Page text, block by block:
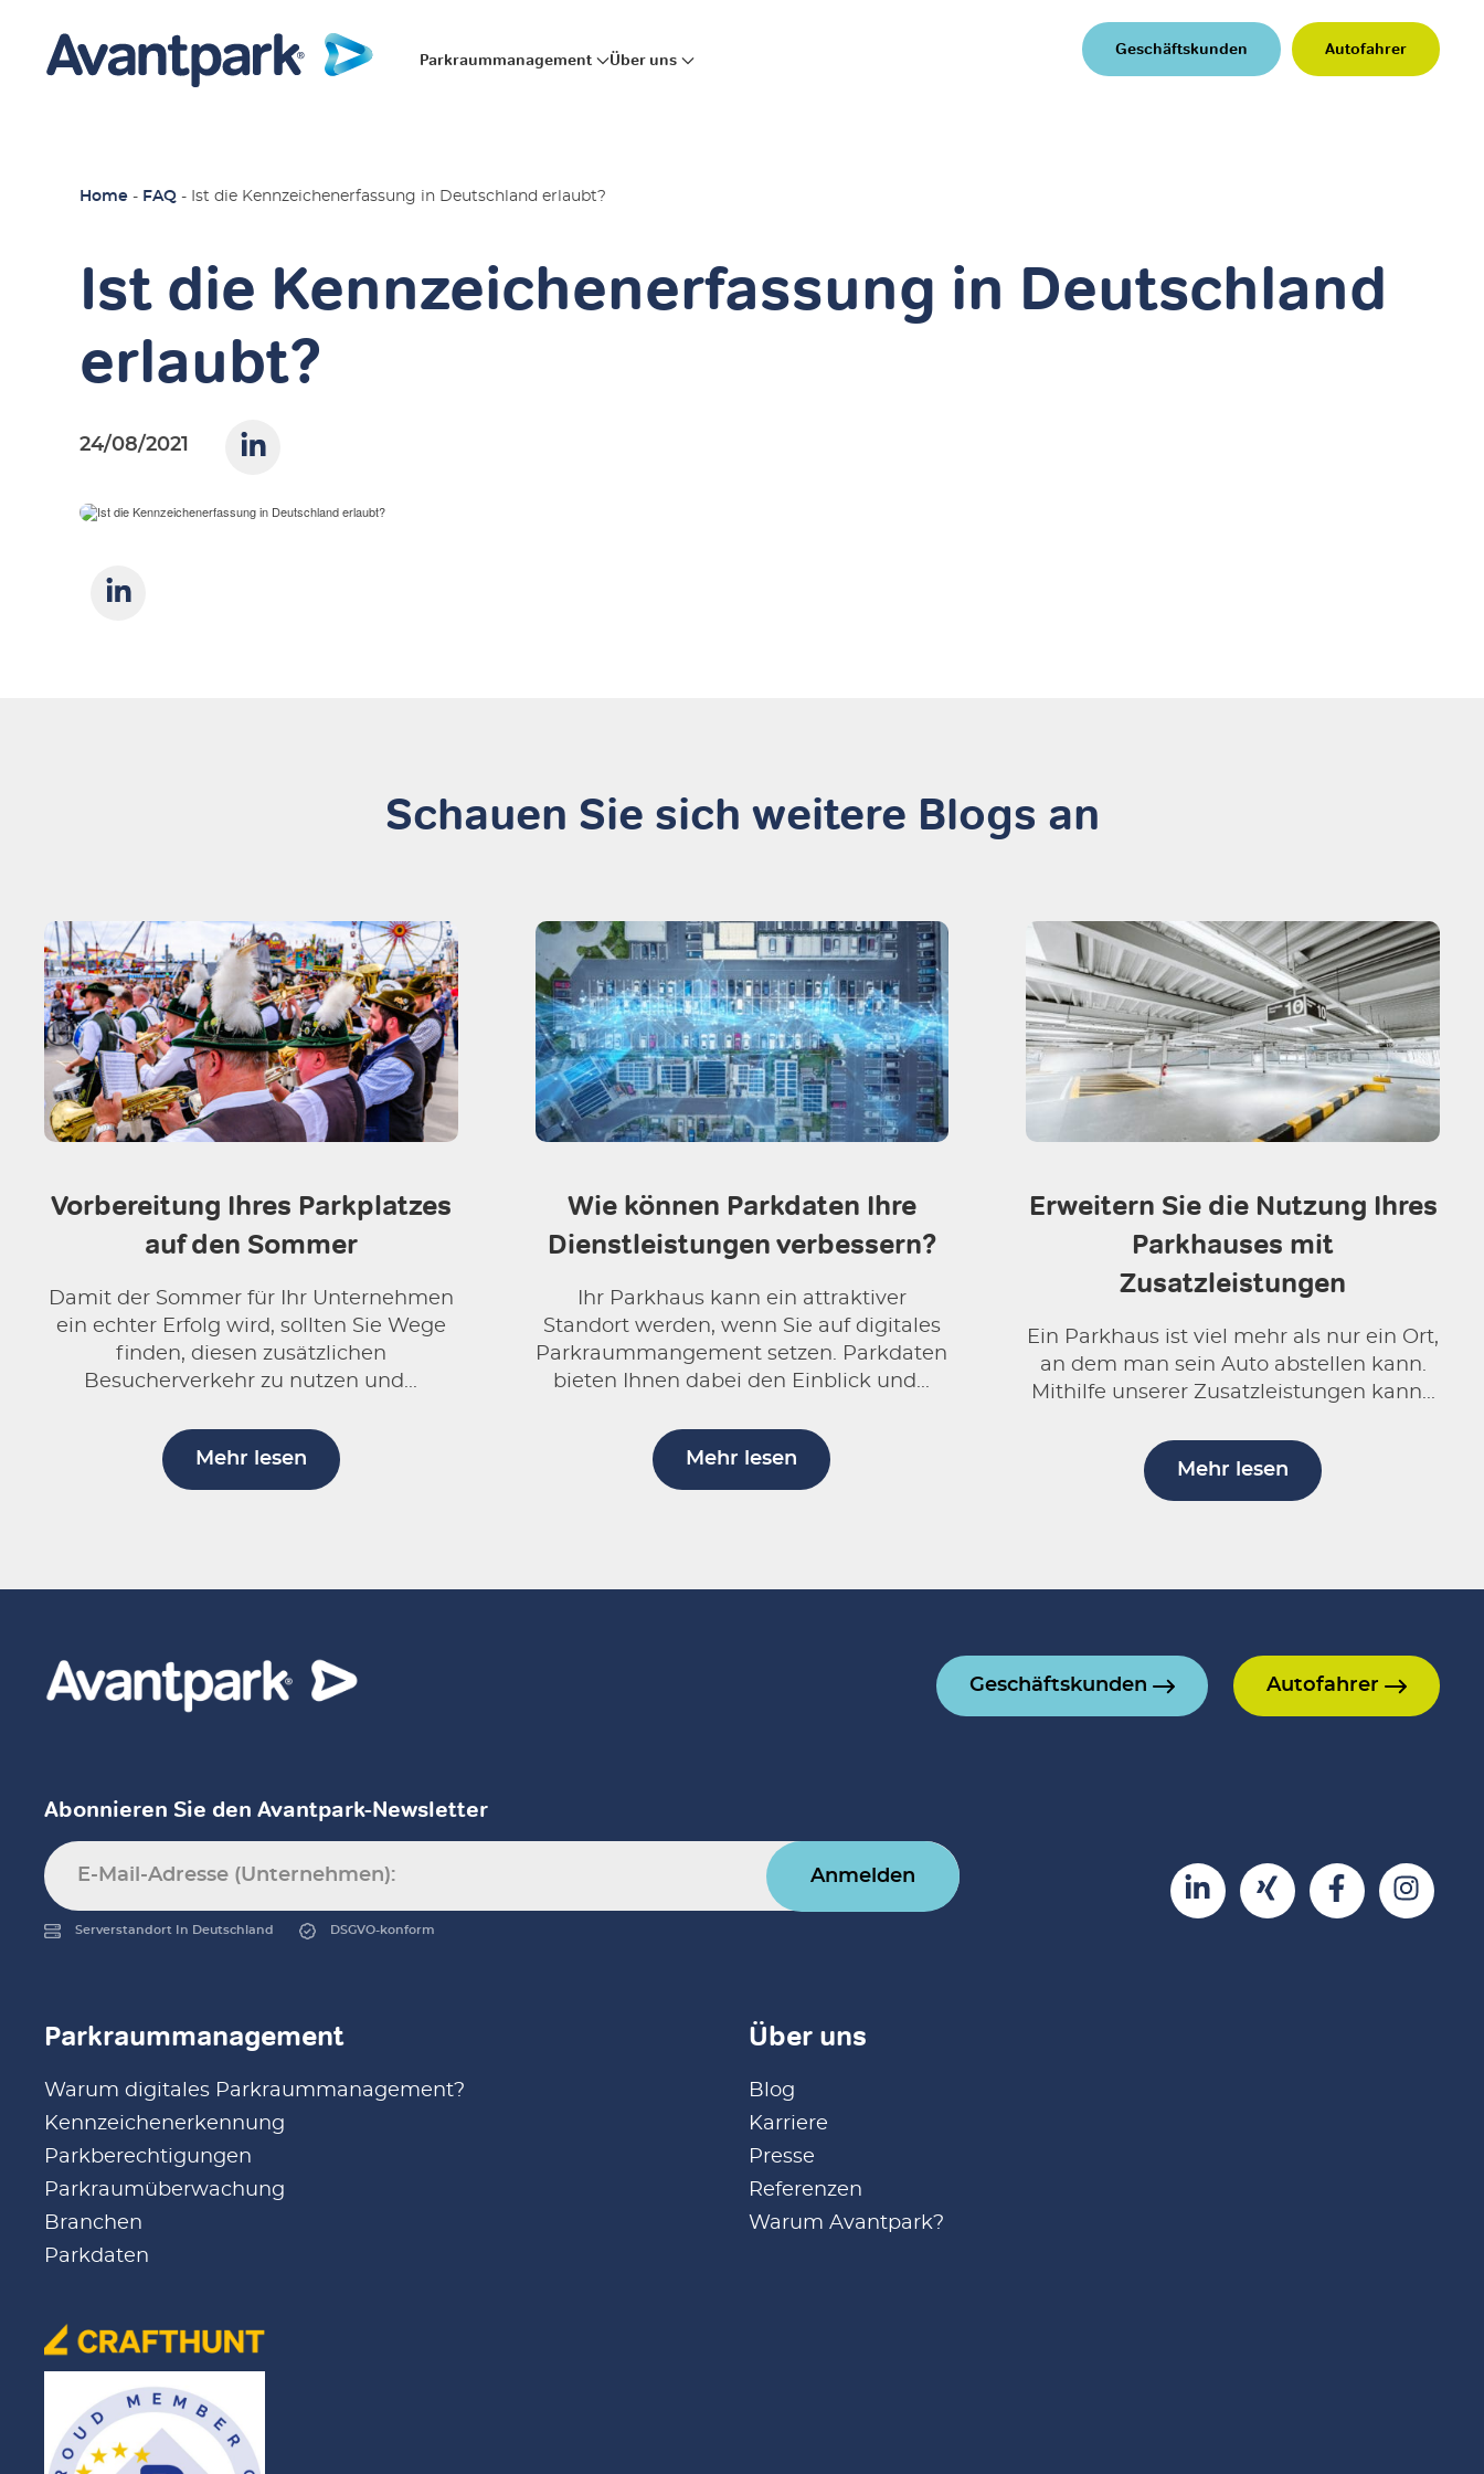
Parkraummanagement Über uns
Geschäftskunden Autofahrer
Home - FAQ - Ist die Kennzeichenerfassung in Deutschland erlaubt?
Ist die Kennzeichenerfassung in Deutschland
erlaubt?
24/08/2021
Schauen Sie sich weitere Blogs an
Vorbereitung Ihres Parkplatzes
auf den Sommer
Damit der Sommer für Ihr Unternehmen
ein echter Erfolg wird, sollten Sie Wege
finden, diesen zusätzlichen
Besucherverkehr zu nutzen und...
Mehr lesen
Wie können Parkdaten Ihre
Dienstleistungen verbessern?
Ihr Parkhaus kann ein attraktiver
Standort werden, wenn Sie auf digitales
Parkraummangement setzen. Parkdaten
bieten Ihnen dabei den Einblick und...
Mehr lesen
Erweitern Sie die Nutzung Ihres
Parkhauses mit
Zusatzleistungen
Ein Parkhaus ist viel mehr als nur ein Ort,
an dem man sein Auto abstellen kann.
Mithilfe unserer Zusatzleistungen kann...
Mehr lesen
Geschäftskunden Autofahrer
Abonnieren Sie den Avantpark-Newsletter
Anmelden
Serverstandort In Deutschland DSGVO-konform
Parkraummanagement
Warum digitales Parkraummanagement?
Kennzeichenerkennung
Parkberechtigungen
Parkraumüberwachung
Branchen
Parkdaten
Über uns
Blog
Karriere
Presse
Referenzen
Warum Avantpark?